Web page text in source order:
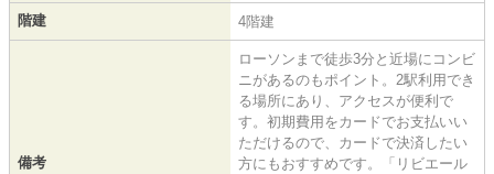
階建 4階建
備考
ローソンまで徒歩3分と近場にコンビ
ニがあるのもポイント。2駅利用でき
る場所にあり、アクセスが便利で
す。初期費用をカードでお支払いい
ただけるので、カードで決済したい
方にもおすすめです。「リビエール